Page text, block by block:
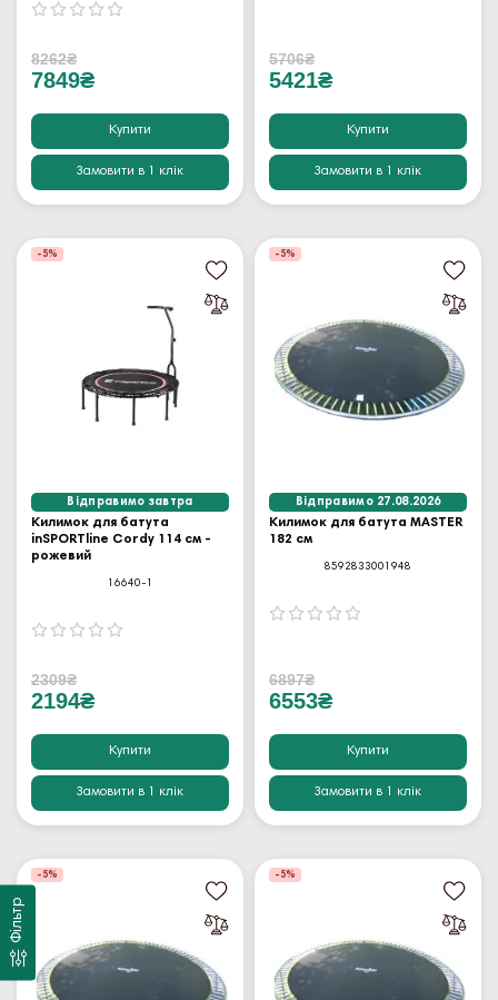
Фільтр
8262₴
7849₴
Купити
Замовити в 1 клік
5706₴
5421₴
Купити
Замовити в 1 клік
-5%
Відправимо завтра
Килимок для батута
inSPORTline Cordy 114 см -
рожевий
16640-1
2309₴
2194₴
Купити
Замовити в 1 клік
-5%
Відправимо 27.08.2026
Килимок для батута MASTER
182 см
8592833001948
6897₴
6553₴
Купити
Замовити в 1 клік
-5% -5%